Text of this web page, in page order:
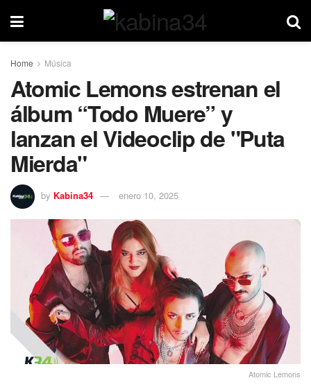
Home Música
Atomic Lemons estrenan el
álbum “Todo Muere” y
lanzan el Videoclip de "Puta
Mierda"
by Kabina34 enero 10, 2025
Atomic Lemons